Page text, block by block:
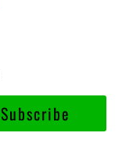
Subscribe